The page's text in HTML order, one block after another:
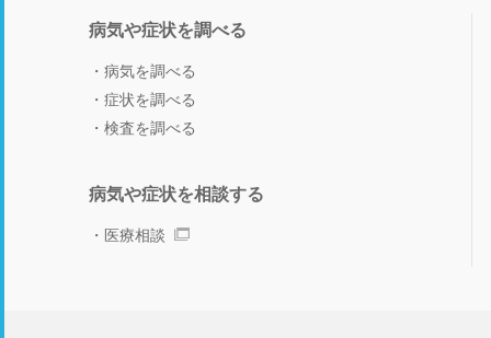
病気や症状を調べる
病気を調べる
症状を調べる
検査を調べる
病気や症状を相談する
医療相談